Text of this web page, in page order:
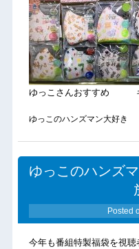
ゆっこさんおすすめ キ
ゆっこのハンズマン大好き
ゆっこのハンズ
Posted
今年も番組特製福袋を視聴